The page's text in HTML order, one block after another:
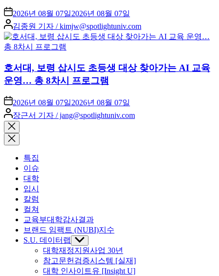
2026년 08월 07일2026년 08월 07일
Posted
by
김종원 기자 / kimjw@spotlightuniv.com
호서대, 보령 삽시도 초등생 대상 찾아가는 AI 교육
운영… 총 8차시 프로그램
2026년 08월 07일2026년 08월 07일
Posted
by
장근서 기자 / jang@spotlightuniv.com
Close
search
특집
이슈
대학
입시
칼럼
컬쳐
교육부대학감사결과
브랜드 임팩트 (NUBI)지수
S.U. 데이터랩
Show
sub
menu
대학재정지원사업 30년
참고문헌검증시스템 [실재]
대학 인사이트유 [Insight U]